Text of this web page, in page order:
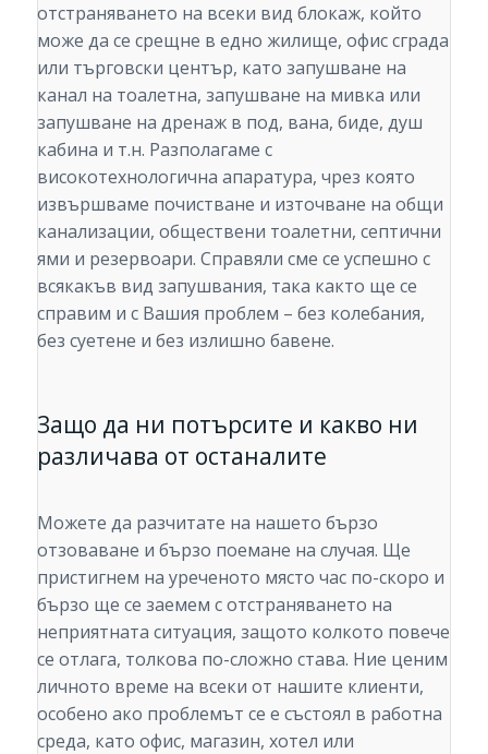
отстраняването на всеки вид блокаж, който
може да се срещне в едно жилище, офис сграда
или търговски център, като запушване на
канал на тоалетна, запушване на мивка или
запушване на дренаж в под, вана, биде, душ
кабина и т.н. Разполагаме с
високотехнологична апаратура, чрез която
извършваме почистване и източване на общи
канализации, обществени тоалетни, септични
ями и резервоари. Справяли сме се успешно с
всякакъв вид запушвания, така както ще се
справим и с Вашия проблем – без колебания,
без суетене и без излишно бавене.
Защо да ни потърсите и какво ни
различава от останалите
Можете да разчитате на нашето бързо
отзоваване и бързо поемане на случая. Ще
пристигнем на уреченото място час по-скоро и
бързо ще се заемем с отстраняването на
неприятната ситуация, защото колкото повече
се отлага, толкова по-сложно става. Ние ценим
личното време на всеки от нашите клиенти,
особено ако проблемът се е състоял в работна
среда, като офис, магазин, хотел или